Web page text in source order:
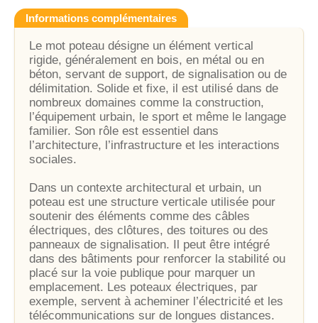
Informations complémentaires
Le mot poteau désigne un élément vertical
rigide, généralement en bois, en métal ou en
béton, servant de support, de signalisation ou de
délimitation. Solide et fixe, il est utilisé dans de
nombreux domaines comme la construction,
l’équipement urbain, le sport et même le langage
familier. Son rôle est essentiel dans
l’architecture, l’infrastructure et les interactions
sociales.
Dans un contexte architectural et urbain, un
poteau est une structure verticale utilisée pour
soutenir des éléments comme des câbles
électriques, des clôtures, des toitures ou des
panneaux de signalisation. Il peut être intégré
dans des bâtiments pour renforcer la stabilité ou
placé sur la voie publique pour marquer un
emplacement. Les poteaux électriques, par
exemple, servent à acheminer l’électricité et les
télécommunications sur de longues distances.